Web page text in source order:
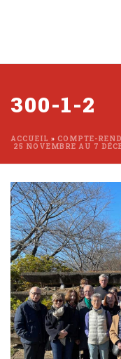
300-1-2
ACCUEIL » COMPTE-
25 NOVEMBRE AU 7